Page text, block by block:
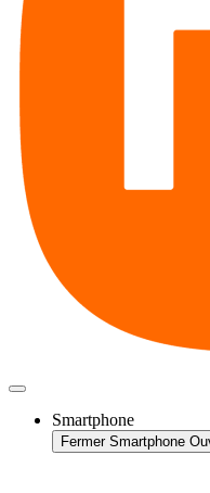
Smartphone
Fermer Smartphone